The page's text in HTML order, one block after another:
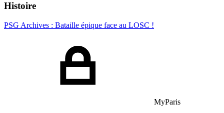
Histoire
PSG Archives : Bataille épique face au LOSC !
MyParis